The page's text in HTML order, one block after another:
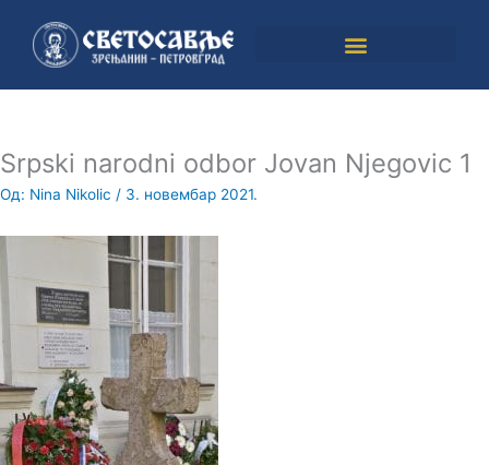
садржај
Srpski narodni odbor Jovan Njegovic 1
Од: Nina Nikolic / 3. новембар 2021.